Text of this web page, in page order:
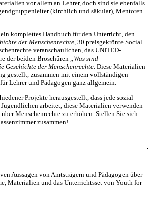
vor allem an Lehrer, doch sind sie ebenfalls
(kirchlich und säkular), Mentoren
komplettes Handbuch für den Unterricht, den
der Menschenrechte, 30 preisgekrönte Social
veranschaulichen, das UNITED-
der beiden Broschüren „Was sind
Geschichte der Menschenrechte. Diese Materialien
gestellt, zusammen mit einem vollständigen
Lehrer und Pädagogen ganz allgemein.
Projekte herausgestellt, dass jede sozial
arbeitet, diese Materialien verwenden
Menschenrechte zu erhöhen. Stellen Sie sich
zusammen!
Aussagen von Amtsträgern und Pädagogen über
Materialien und das Unterrichtsset von Youth for